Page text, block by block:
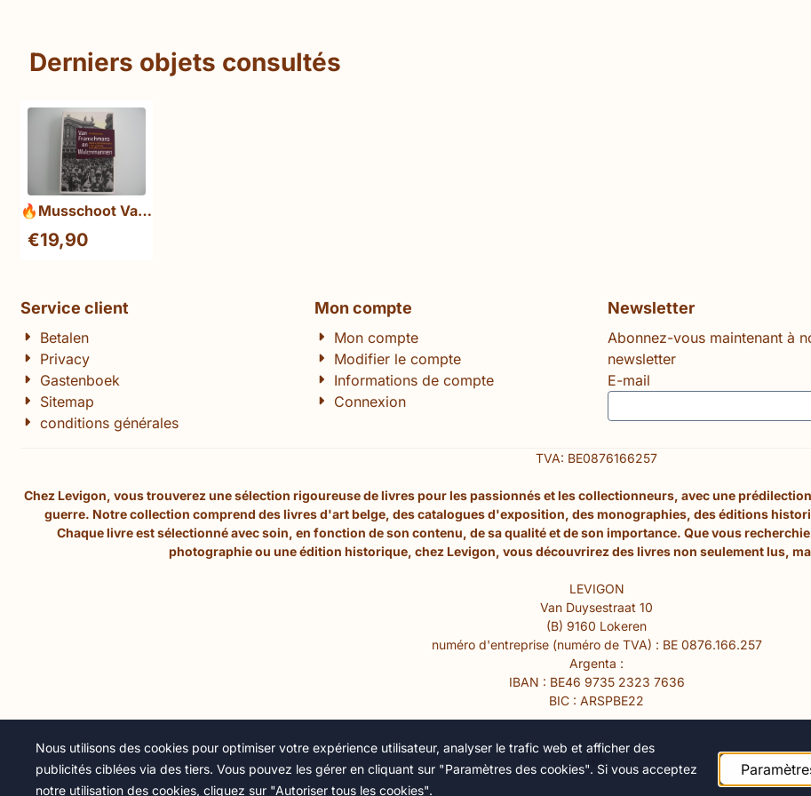
Derniers objets consultés
🔥Musschoot Van
Walenmannen
€19,90
Service client
Betalen
Privacy
Gastenboek
Sitemap
conditions générales
Mon compte
Mon compte
Modifier le compte
Informations de compte
Connexion
Newsletter
Abonnez-vous maintenant à
newsletter
E-mail
TVA: BE0876166257
Chez Levigon, vous trouverez une sélection rigoureuse de livres pour les passionnés et les collectionneurs, avec une
guerre. Notre collection comprend des livres d'art belge, des catalogues d'exposition, des monographies, des éditions
Chaque livre est sélectionné avec soin, en fonction de son contenu, de sa qualité et de son importance. Que vous
photographie ou une édition historique, chez Levigon, vous découvrirez des livres non seulement lus,
LEVIGON
Van Duysestraat 10
(B) 9160 Lokeren
numéro d'entreprise (numéro de TVA) : BE 0876.166.257
Argenta :
IBAN : BE46 9735 2323 7636
BIC : ARSPBE22
Nous utilisons des cookies pour optimiser votre expérience utilisateur, analyser le trafic web et afficher des
publicités ciblées via des tiers. Vous pouvez les gérer en cliquant sur "Paramètres des cookies". Si vous acceptez
notre utilisation des cookies, cliquez sur "Autoriser tous les cookies".